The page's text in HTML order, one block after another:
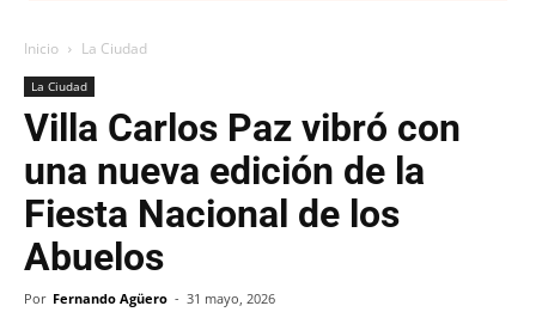
Inicio La Ciudad
La Ciudad
Villa Carlos Paz vibró con
una nueva edición de la
Fiesta Nacional de los
Abuelos
Por Fernando Agüero - 31 mayo, 2026